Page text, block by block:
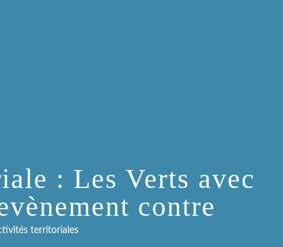
: Les Verts avec
contre
territoriales